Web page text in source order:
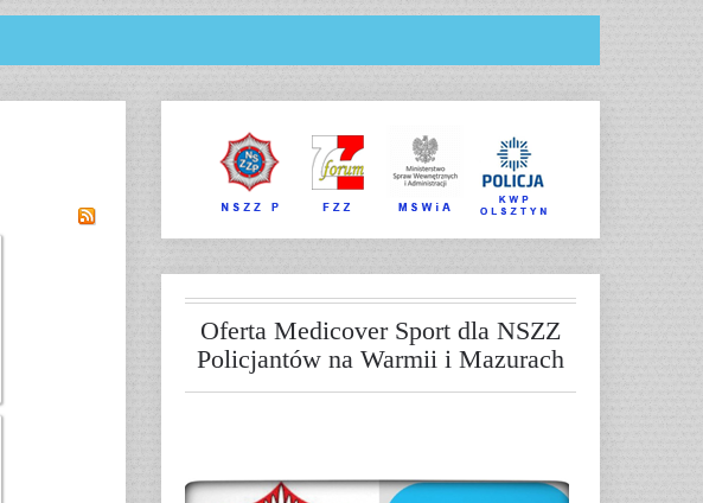
Oferta Medicover Sport dla NSZZ
Policjantów na Warmii i Mazurach